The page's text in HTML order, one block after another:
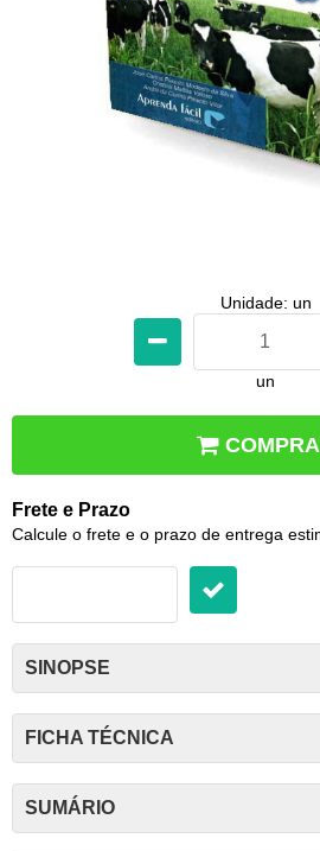
Unidade: un
un
Frete e Prazo
Calcule o frete e o prazo de entrega
SINOPSE
FICHA TÉCNICA
SUMÁRIO